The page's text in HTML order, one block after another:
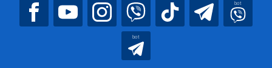
bot
bot